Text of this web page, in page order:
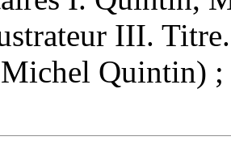
III.
Quintin) ;